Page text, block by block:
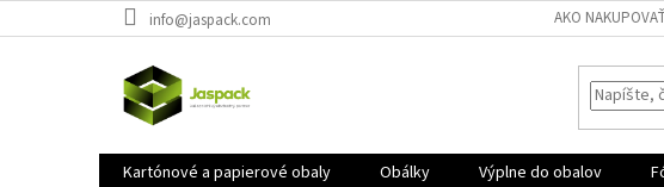
na
info@jaspack.com AKO NAKUPOVAŤ
Kartónové a papierové obaly Obálky Výplne do obalov